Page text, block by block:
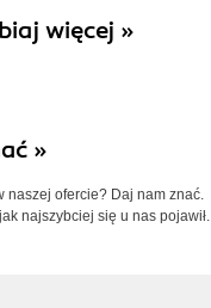
więcej »
»
naszej ofercie? Daj nam znać.
najszybciej się u nas pojawił.